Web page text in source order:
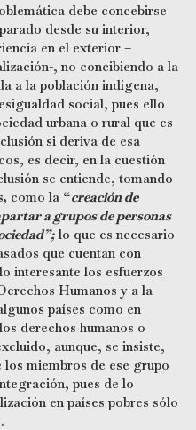
debe concebirse
desde su interior,
en el exterior –
, no concibiendo a la
a la población indígena,
social, pues ello
urbana o rural que es
si deriva de esa
es decir, en la cuestión
se entiende, tomando
como la “creación de
a grupos de personas
lo que es necesario
que cuentan con
interesante los esfuerzos
Humanos y a la
países como en
derechos humanos o
aunque, se insiste,
los miembros de ese grupo
pues de lo
en países pobres sólo